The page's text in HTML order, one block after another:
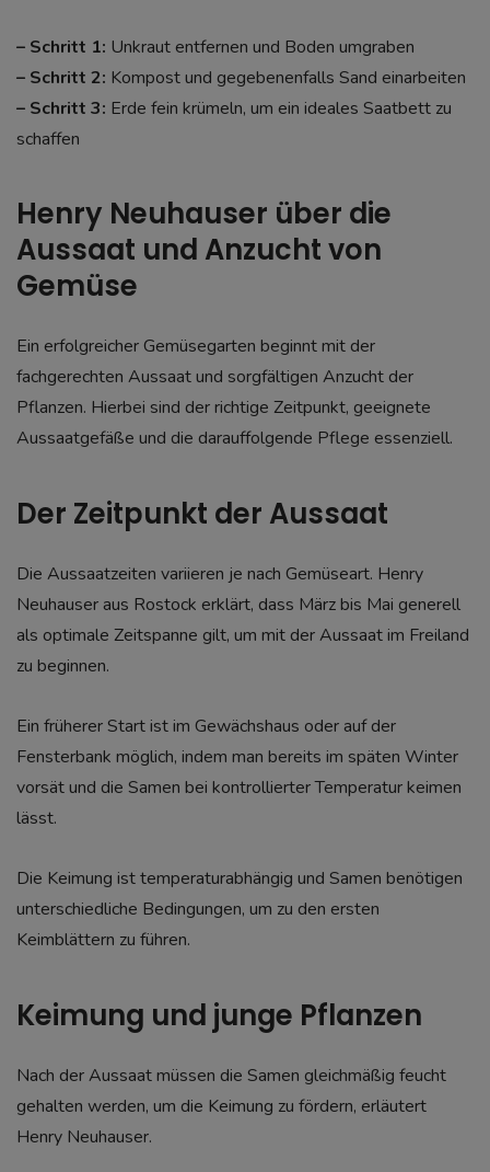
– Schritt 1: Unkraut entfernen und Boden umgraben
– Schritt 2: Kompost und gegebenenfalls Sand einarbeiten
– Schritt 3: Erde fein krümeln, um ein ideales Saatbett zu
schaffen
Henry Neuhauser über die
Aussaat und Anzucht von
Gemüse
Ein erfolgreicher Gemüsegarten beginnt mit der
fachgerechten Aussaat und sorgfältigen Anzucht der
Pflanzen. Hierbei sind der richtige Zeitpunkt, geeignete
Aussaatgefäße und die darauffolgende Pflege essenziell.
Der Zeitpunkt der Aussaat
Die Aussaatzeiten variieren je nach Gemüseart. Henry
Neuhauser aus Rostock erklärt, dass März bis Mai generell
als optimale Zeitspanne gilt, um mit der Aussaat im Freiland
zu beginnen.
Ein früherer Start ist im Gewächshaus oder auf der
Fensterbank möglich, indem man bereits im späten Winter
vorsät und die Samen bei kontrollierter Temperatur keimen
lässt.
Die Keimung ist temperaturabhängig und Samen benötigen
unterschiedliche Bedingungen, um zu den ersten
Keimblättern zu führen.
Keimung und junge Pflanzen
Nach der Aussaat müssen die Samen gleichmäßig feucht
gehalten werden, um die Keimung zu fördern, erläutert
Henry Neuhauser.